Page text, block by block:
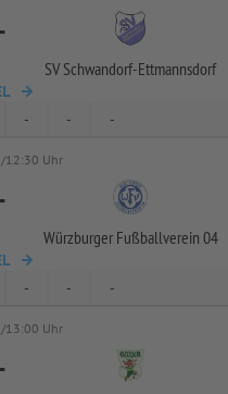
SV Schwandorf-Ettmannsdorf
- - -
12:30 Uhr
Würzburger Fußballverein 04
- - -
13:00 Uhr